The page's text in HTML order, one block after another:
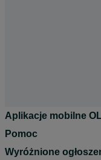
Aplikacje mobilne
Pomoc
Wyróżnione